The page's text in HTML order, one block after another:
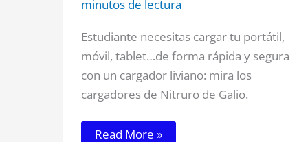
minutos de lectura
Estudiante necesitas cargar tu portátil,
móvil, tablet…de forma rápida y segura
con un cargador liviano: mira los
cargadores de Nitruro de Galio.
Read More »